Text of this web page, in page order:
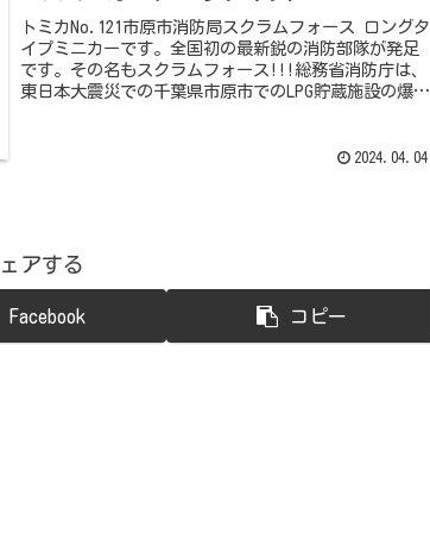
トミカNo.121市原市消防局スクラムフォース ロングタ
イプミニカーです。全国初の最新鋭の消防部隊が発足
です。その名もスクラムフォース!!!総務省消防庁は、
東日本大震災での千葉県市原市でのLPG貯蔵施設の爆発
2024.04.04
アする
Facebook コピー